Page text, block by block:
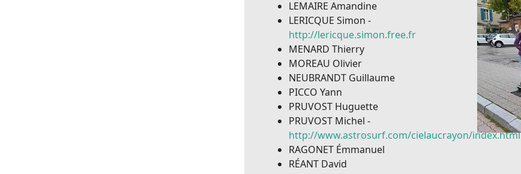
LEMAIRE Amandine
LERICQUE Simon -
http://lericque.simon.free.fr
MENARD Thierry
MOREAU Olivier
NEUBRANDT Guillaume
PICCO Yann
PRUVOST Huguette
PRUVOST Michel -
http://www.astrosurf.com/cielaucrayon/index.html
RAGONET Émmanuel
RÉANT David